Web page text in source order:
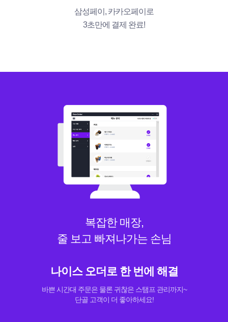
삼성페이, 카카오페이로
3초만에 결제 완료!
복잡한 매장,
줄 보고 빠져나가는 손님
나이스 오더로 한 번에 해결
바쁜 시간대 주문은 물론 귀찮은 스탬프 관리까지~
단골 고객이 더 좋아하세요!